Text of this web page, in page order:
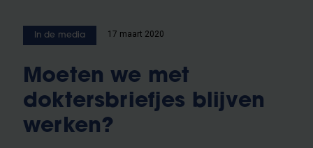
In de media 17 maart 2020
Moeten we met
doktersbriefjes blijven
werken?